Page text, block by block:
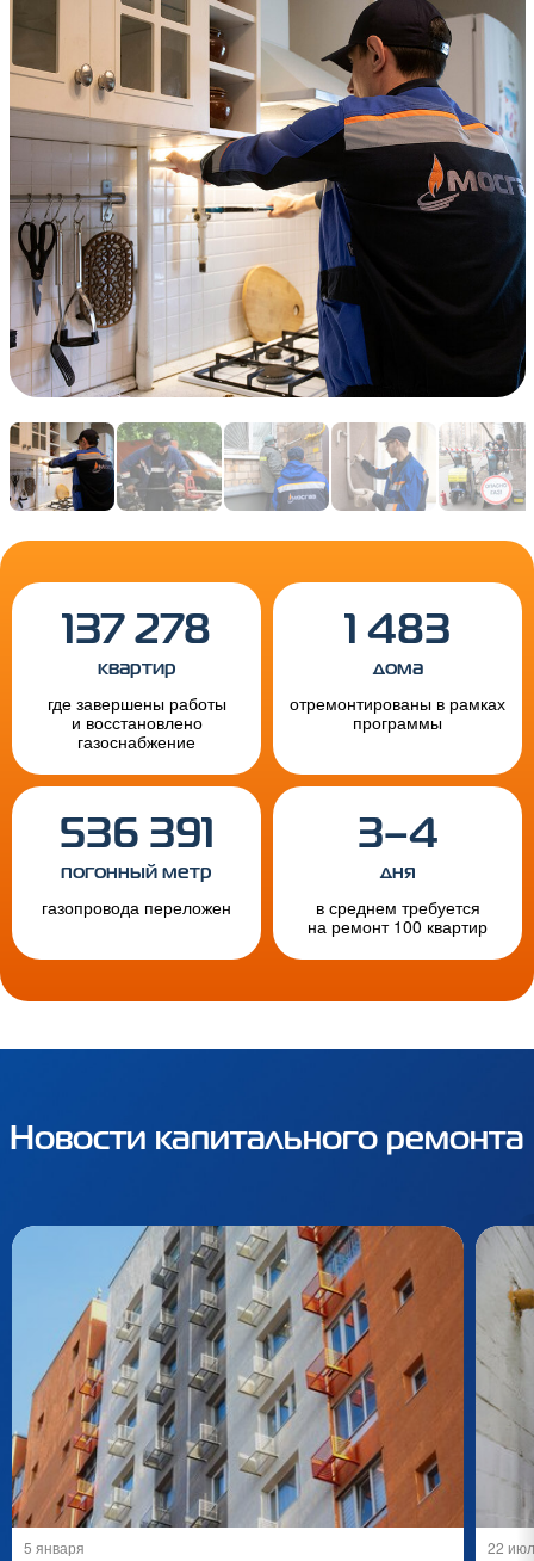
137 278
квартир
где завершены работы
и восстановлено
газоснабжение
1 483
дома
отремонтированы в рамках
программы
536 391
погонный метр
газопровода переложен
3–4
дня
в среднем требуется
на ремонт 100 квартир
Новости капитального ремонта
5 января 22